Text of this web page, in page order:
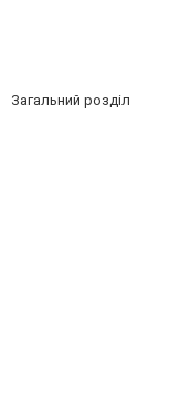
Загальний розділ